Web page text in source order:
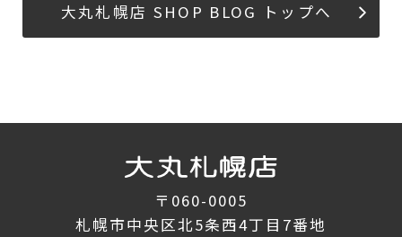
大丸札幌店 SHOP BLOG トップへ
〒060-0005
札幌市中央区北5条西4丁目7番地